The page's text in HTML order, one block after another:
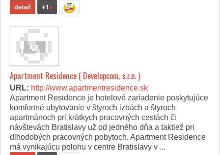
detail +1e
Apartment Residence ( Developcom, s.r.o. )
URL: http://www.apartmentresidence.sk
Apartment Residence je hotelové zariadenie poskytujúce
komfortné ubytovanie v štyroch izbách a štyroch
apartmánoch pri krátkych pracovných cestách či
návštevách Bratislavy už od jedného dňa a taktiež pri
dlhodobých pracovných pobytoch. Apartment Residence
má vynikajúcu polohu v centre Bratislavy v ...